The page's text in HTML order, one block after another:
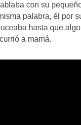
con su
palabra, él por
hasta que
a mamá.